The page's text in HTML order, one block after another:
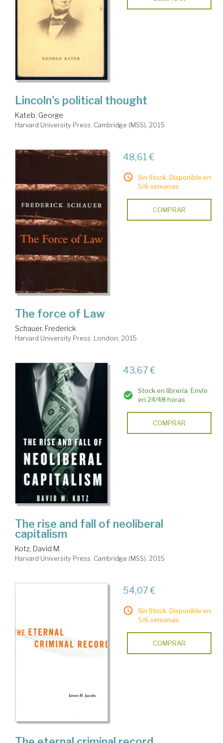
Lincoln's political thought
Kateb, George
Harvard University Press. Cambridge (MSS), 2015
48,61 €
Sin Stock. Disponible en
5/6 semanas.
COMPRAR
The force of Law
Schauer, Frederick
Harvard University Press. London, 2015
43,67 €
Stock en librería. Envío
en 24/48 horas
COMPRAR
The rise and fall of neoliberal
capitalism
Kotz, David M.
Harvard University Press. Cambridge (MSS), 2015
54,07 €
Sin Stock. Disponible en
5/6 semanas.
COMPRAR